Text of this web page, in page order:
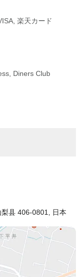
楽天カード
Diners Club
务必与我们联系。
等）。
县 406-0801, 日本